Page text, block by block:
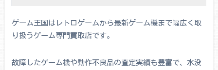
ゲーム王国はレトロゲームから最新ゲーム機まで幅広く取
り扱うゲーム専門買取店です。
故障したゲーム機や動作不良品の査定実績も豊富で、水没